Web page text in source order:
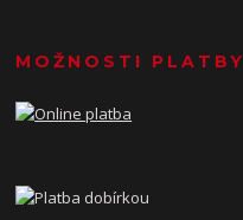
MOŽNOSTI PLATBY